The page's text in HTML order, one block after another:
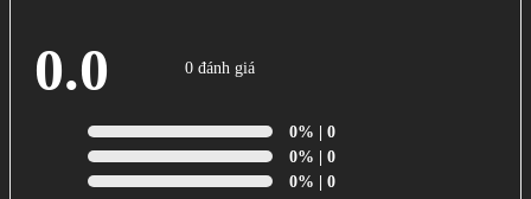
0.0 0 đánh giá
0% | 0
0% | 0
0% | 0